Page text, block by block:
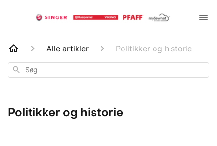
Alle artikler Politikker og historie
Søg
Politikker og historie